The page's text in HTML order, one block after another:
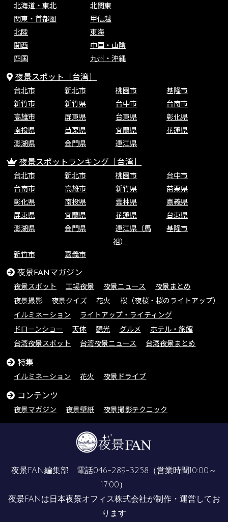
北海道・東北
北関東
関東・首都圏
甲信越
北陸
東海
関西
中国・山陰
四国
九州・沖縄
夜景スポット［台湾］
台北市 新北市 桃園市
基隆市
新竹市
新竹県 台中市
台南市
高雄市
屏東県 台東県
彰化県
南投県
苗栗県 宜蘭県
花蓮県
澎湖県
金門県 連江県
夜景スポットランキング［台湾］
台北市 新北市 桃園市
台中市
台南市
高雄市 新竹県
苗栗県
彰化県
南投県 雲林県
嘉義県
屏東県
宜蘭県 花蓮県
台東県
澎湖県
金門県
連江県（馬
祖）
基隆市
新竹市 嘉義市
夜景FANマガジン
夜景スポット 工場夜景 夜景ニュース
夜景まとめ
夜景撮影
夜景クイズ 花火
桜（夜桜・桜のライトアップ）
イルミネーション
ライトアップ・ライティング
ドローンショー
天体 観光 グルメ
ホテル・旅館
台湾夜景スポット
台湾夜景ニュース 台湾夜景まとめ
特集
イルミネーション 花火 夜景ドライブ
コンテンツ
夜景マガジン 夜景壁紙 夜景撮影テクニック
夜景FAN編集部 電話046-289-3258 （営業時間10:00～
17:00）
夜景FANは 日本夜景オフィス株式会社が制作・運営してお
ります